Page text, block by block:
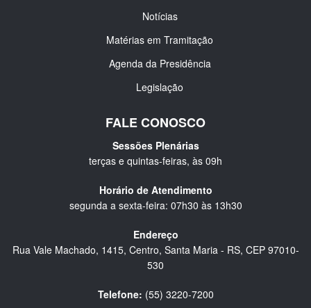
Notícias
Matérias em Tramitação
Agenda da Presidência
Legislação
FALE CONOSCO
Sessões Plenárias
terças e quintas-feiras, às 09h
Horário de Atendimento
segunda a sexta-feira: 07h30 às 13h30
Endereço
Rua Vale Machado, 1415, Centro, Santa Maria - RS, CEP 97010-
530
Telefone: (55) 3220-7200